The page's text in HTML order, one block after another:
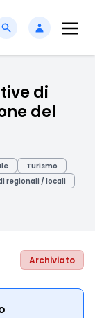
di
del
Turismo
regionali / locali
Archiviato